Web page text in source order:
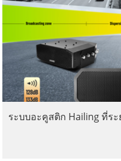
ระบบอะคูสติก Hailing ที่ระ